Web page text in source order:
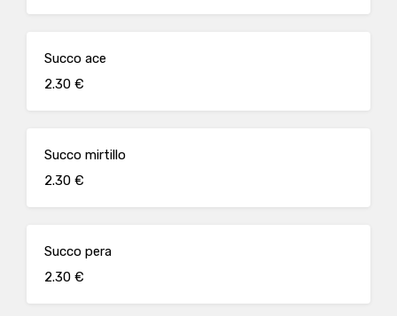
Succo ace
2.30 €
Succo mirtillo
2.30 €
Succo pera
2.30 €